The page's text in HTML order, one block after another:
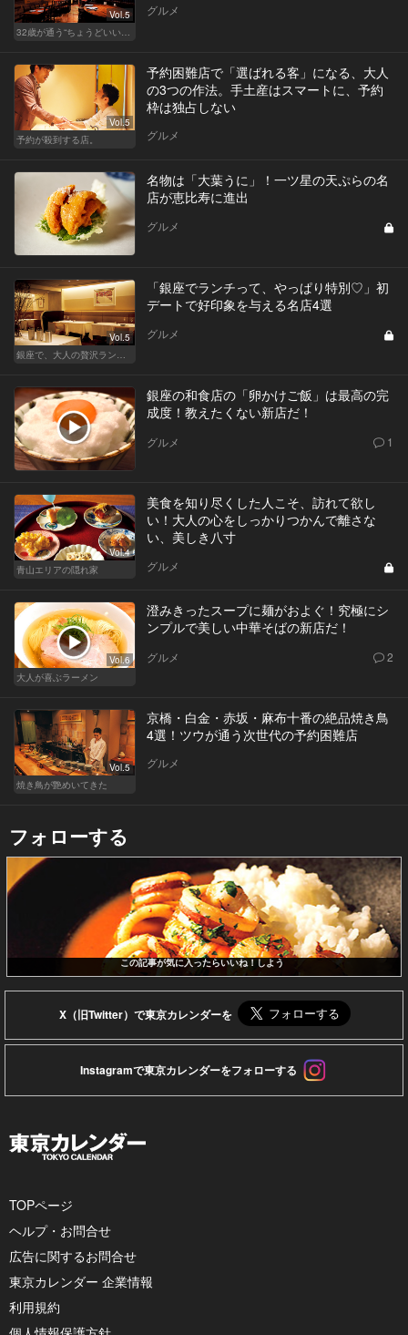
Vol.5
グルメ
Vol.5
予約が殺到する店。
予約困難店で「選ばれる客」になる、大人
の3つの作法。手土産はスマートに、予約
枠は独占しない
グルメ
名物は「大葉うに」！一ツ星の天ぷらの名
店が恵比寿に進出
グルメ
Vol.5
「銀座でランチって、やっぱり特別♡」初
デートで好印象を与える名店4選
グルメ
銀座の和食店の「卵かけご飯」は最高の完
成度！教えたくない新店だ！
グルメ 1
Vol.4
青山エリアの隠れ家
美食を知り尽くした人こそ、訪れて欲し
い！大人の心をしっかりつかんで離さな
い、美しき八寸
グルメ
Vol.6
大人が喜ぶラーメン
澄みきったスープに麺がおよぐ！究極にシ
ンプルで美しい中華そばの新店だ！
グルメ 2
Vol.5
焼き鳥が艶めいてきた
京橋・白金・赤坂・麻布十番の絶品焼き鳥
4選！ツウが通う次世代の予約困難店
グルメ
フォローする
この記事が気に入ったらいいね！しよう
X（旧Twitter）で東京カレンダーを
Instagramで東京カレンダーをフォローする
TOPページ
ヘルプ・お問合せ
広告に関するお問合せ
東京カレンダー 企業情報
利用規約